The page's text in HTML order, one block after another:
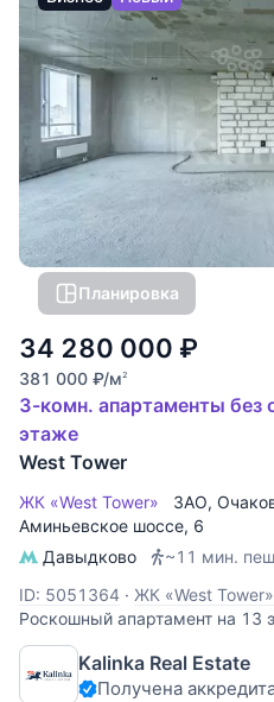
Планировка
34 280 000 ₽
381 000 ₽/м2
3-комн. апартаменты без
этаже
West Tower
ЖК «West Tower» ЗАО,
Аминьевское шоссе, 6
Давыдково
~11 мин.
ID: 5051364 · ЖК «West Tower»
Роскошный апартамент на 13
комплекса West Tower. Этот
личного проживания или
доходностью. Панорамные
Kalinka Real Estate
Получена